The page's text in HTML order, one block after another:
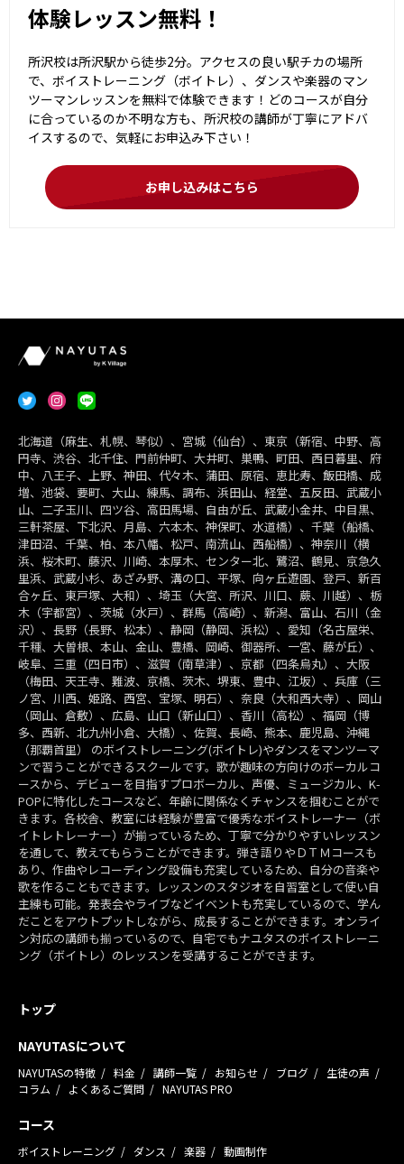
体験レッスン無料！
所沢校は所沢駅から徒歩2分。アクセスの良い駅チカの場所
で、ボイストレーニング（ボイトレ）、ダンスや楽器のマン
ツーマンレッスンを無料で体験できます！どのコースが自分
に合っているのか不明な方も、所沢校の講師が丁寧にアドバ
イスするので、気軽にお申込み下さい！
お申し込みはこちら
北海道（麻生、札幌、琴似）、宮城（仙台）、東京（新宿、中野、高
円寺、渋谷、北千住、門前仲町、大井町、巣鴨、町田、西日暮里、府
中、八王子、上野、神田、代々木、蒲田、原宿、恵比寿、飯田橋、成
増、池袋、要町、大山、練馬、調布、浜田山、経堂、五反田、武蔵小
山、二子玉川、四ツ谷、高田馬場、自由が丘、武蔵小金井、中目黒、
三軒茶屋、下北沢、月島、六本木、神保町、水道橋）、千葉（船橋、
津田沼、千葉、柏、本八幡、松戸、南流山、西船橋）、神奈川（横
浜、桜木町、藤沢、川崎、本厚木、センター北、鷺沼、鶴見、京急久
里浜、武蔵小杉、あざみ野、溝の口、平塚、向ヶ丘遊園、登戸、新百
合ヶ丘、東戸塚、大和）、埼玉（大宮、所沢、川口、蕨、川越）、栃
木（宇都宮）、茨城（水戸）、群馬（高崎）、新潟、富山、石川（金
沢）、長野（長野、松本）、静岡（静岡、浜松）、愛知（名古屋栄、
千種、大曽根、本山、金山、豊橋、岡崎、御器所、一宮、藤が丘）、
岐阜、三重（四日市）、滋賀（南草津）、京都（四条烏丸）、大阪
（梅田、天王寺、難波、京橋、茨木、堺東、豊中、江坂）、兵庫（三
ノ宮、川西、姫路、西宮、宝塚、明石）、奈良（大和西大寺）、岡山
（岡山、倉敷）、広島、山口（新山口）、香川（高松）、福岡（博
多、西新、北九州小倉、大橋）、佐賀、長崎、熊本、鹿児島、沖縄
（那覇首里） のボイストレーニング(ボイトレ)やダンスをマンツーマ
ンで習うことができるスクールです。歌が趣味の方向けのボーカルコ
ースから、デビューを目指すプロボーカル、声優、ミュージカル、K-
POPに特化したコースなど、年齢に関係なくチャンスを掴むことがで
きます。各校舎、教室には経験が豊富で優秀なボイストレーナー（ボ
イトレトレーナー）が揃っているため、丁寧で分かりやすいレッスン
を通して、教えてもらうことができます。弾き語りやＤＴＭコースも
あり、作曲やレコーディング設備も充実しているため、自分の音楽や
歌を作ることもできます。レッスンのスタジオを自習室として使い自
主練も可能。発表会やライブなどイベントも充実しているので、学ん
だことをアウトプットしながら、成長することができます。オンライ
ン対応の講師も揃っているので、自宅でもナユタスのボイストレーニ
ング（ボイトレ）のレッスンを受講することができます。
トップ
NAYUTASについて
NAYUTASの特徴 料金 講師一覧 お知らせ ブログ
生徒の声
コラム
よくあるご質問 NAYUTAS PRO
コース
ボイストレーニング ダンス 楽器 動画制作